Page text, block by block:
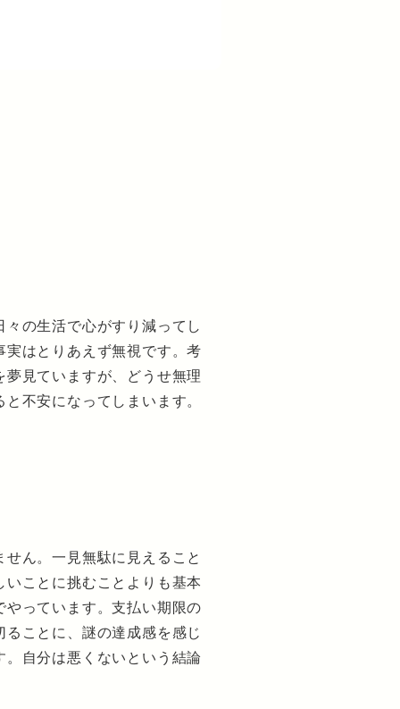
の生活で心がすり減ってし
はとりあえず無視です。考
見ていますが、どうせ無理
不安になってしまいます。
ん。一見無駄に見えること
ことに挑むことよりも基本
っています。支払い期限の
ことに、謎の達成感を感じ
自分は悪くないという結論